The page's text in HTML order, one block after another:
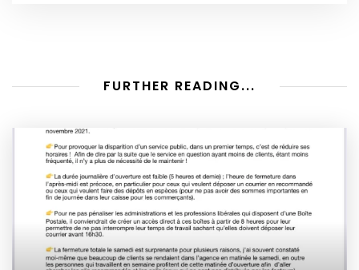
FURTHER READING...